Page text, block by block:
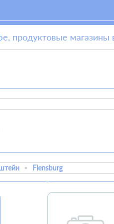
продуктовые магазины
Flensburg